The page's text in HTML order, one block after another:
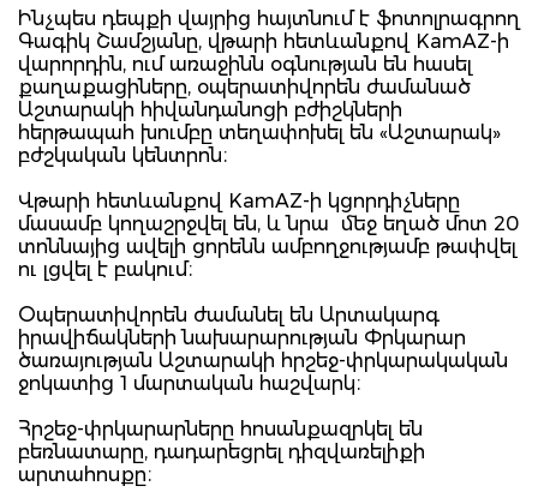
Ինչպես դեպքի վայրից հայտնում է ֆոտոլրագրող
Գագիկ Շամշյանը, վթարի հետևանքով KamAZ-ի
վարորդին, ում առաջինն օգնության են հասել
քաղաքացիները, օպերատիվորեն ժամանած
Աշտարակի հիվանդանոցի բժիշկների
հերթապահ խումբը տեղափոխել են «Աշտարակ»
բժշկական կենտրոն։
Վթարի հետևանքով KamAZ-ի կցորդիչները
մասամբ կողաշրջվել են, և նրա մեջ եղած մոտ 20
տոննայից ավելի ցորենն ամբողջությամբ թափվել
ու լցվել է բակում։
Օպերատիվորեն ժամանել են Արտակարգ
իրավիճակների նախարարության Փրկարար
ծառայության Աշտարակի հրշեջ-փրկարակական
ջոկատից 1 մարտական հաշվարկ։
Հրշեջ-փրկարարները հոսանքազրկել են
բեռնատարը, դադարեցրել դիզվառելիքի
արտահոսքը։